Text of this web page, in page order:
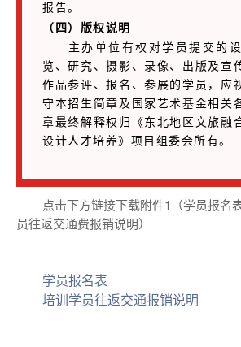
报告。
（四）版权说明
主办单位有权对学员提交的
览、研究、摄影、录像、出版及宣
作品参评、报名、参展的学员，应
守本招生简章及国家艺术基金相关
章最终解释权归《东北地区文旅融
设计人才培养》项目组委会所有。
点击下方链接下载附件1（学员报名
员往返交通费报销说明）
学员报名表
培训学员往返交通报销说明